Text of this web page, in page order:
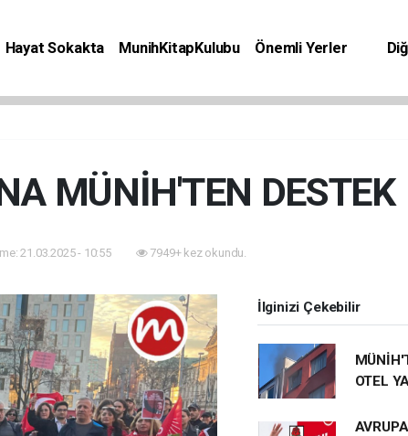
Hayat Sokakta MunihKitapKulubu
Önemli Yerler
MÜNİH'TEN DESTEK
21.03.2025 - 10:55 7949+ kez okundu.
İlginizi Çekebilir
OTEL